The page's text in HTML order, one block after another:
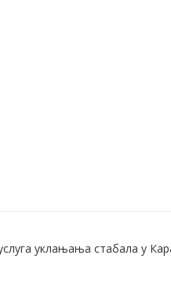
уклањања стабала у